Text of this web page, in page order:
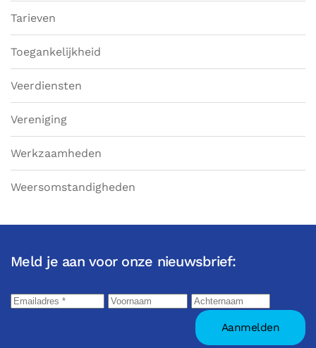
Tarieven
Toegankelijkheid
Veerdiensten
Vereniging
Werkzaamheden
Weersomstandigheden
Meld je aan voor onze nieuwsbrief: